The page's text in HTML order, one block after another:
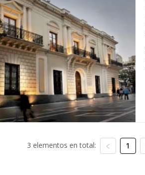
3 elementos en total: 1